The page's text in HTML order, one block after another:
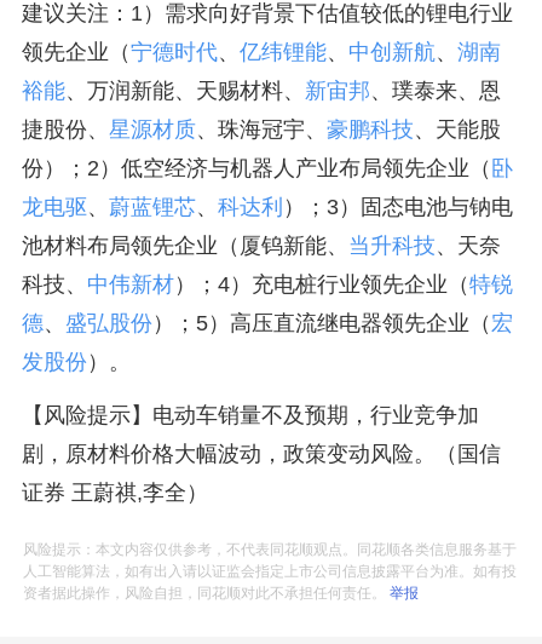
建议关注：1）需求向好背景下估值较低的锂电行业
领先企业（宁德时代、 亿纬锂能、 中创新航、 湖南
裕能、万润新能、天赐材料、 新宙邦、璞泰来、恩
捷股份、 星源材质、珠海冠宇、 豪鹏科技、天能股
份）；2）低空经济与机器人产业布局领先企业（ 卧
龙电驱、 蔚蓝锂芯、 科达利 ）；3）固态电池与钠电
池材料布局领先企业（厦钨新能、 当升科技、天奈
科技、 中伟新材）；4）充电桩行业领先企业（特锐
德、 盛弘股份）；5）高压直流继电器领先企业（ 宏
发股份）。
【风险提示】电动车销量不及预期，行业竞争加
剧，原材料价格大幅波动，政策变动风险。（国信
证券 王蔚祺,李全）
风险提示：本文内容仅供参考，不代表同花顺观点。同花顺各类信息服务基于
人工智能算法，如有出入请以证监会指定上市公司信息披露平台为准。如有投
资者据此操作，风险自担，同花顺对此不承担任何责任。举报